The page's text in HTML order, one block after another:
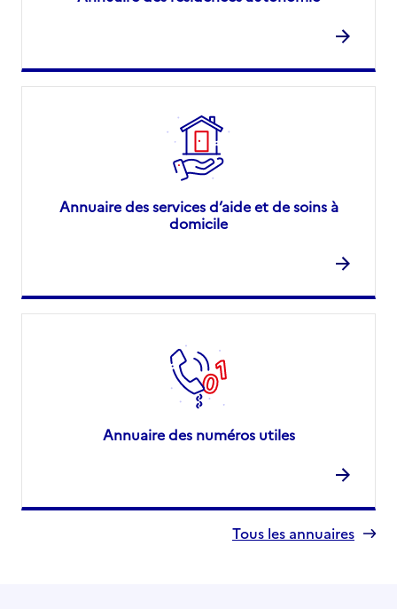
Annuaire des services d’aide et de soins à
domicile
Annuaire des numéros utiles
Tous les annuaires